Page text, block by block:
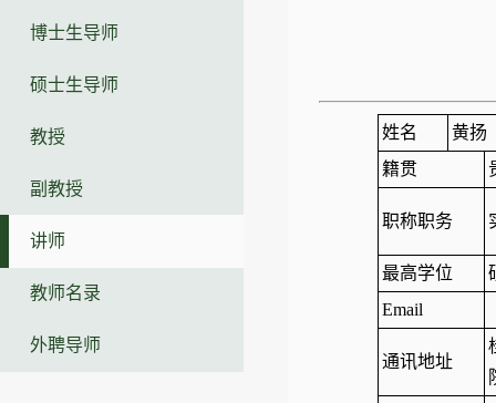
博士生导师
硕士生导师
教授
副教授
讲师
教师名录
外聘导师
姓名
黄扬
籍贯
职称职务
最高学位
Email
通讯地址